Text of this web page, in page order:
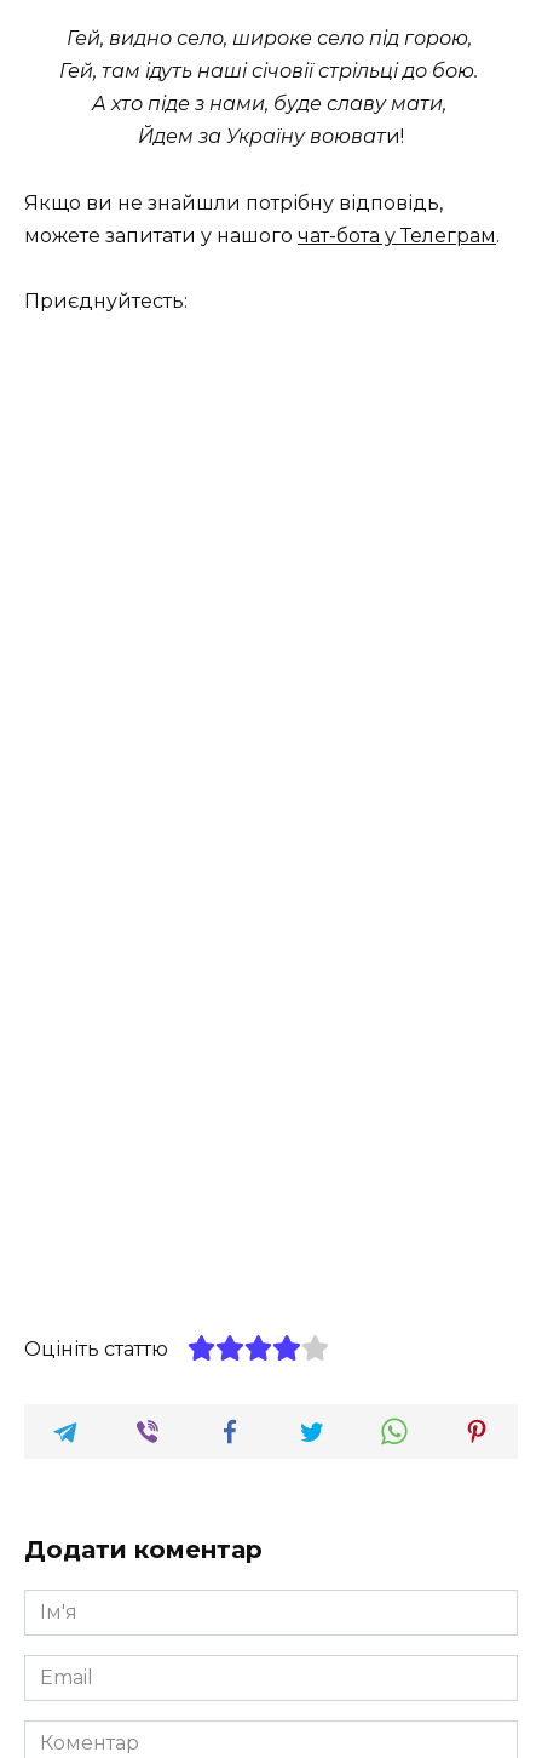
Гей, видно село, широке село під горою,
Гей, там ідуть наші січовії стрільці до бою.
А хто піде з нами, буде славу мати,
Йдем за Україну воювати!
Якщо ви не знайшли потрібну відповідь,
можете запитати у нашого чат-бота у Телеграм.
Приєднуйтесть:
Оцініть статтю
Додати коментар
Ім'я
*
Email
*
Коментар